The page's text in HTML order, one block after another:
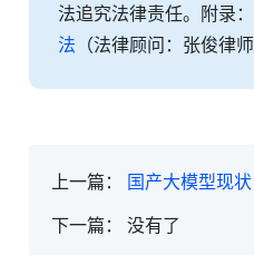
法追究法律责任。附录：
法 （法律顾问：张俊律师
上一篇： 国产大模型现状
下一篇： 没有了